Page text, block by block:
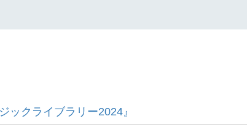
ックライブラリー2024』